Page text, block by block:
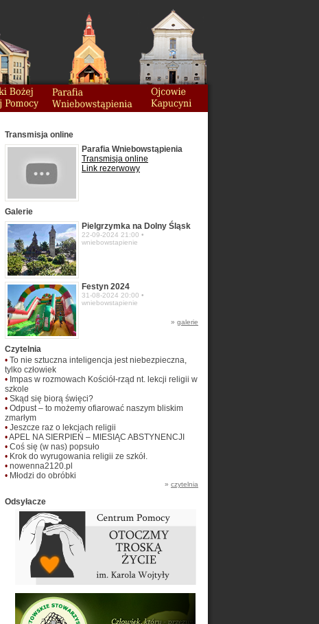
Transmisja online
Parafia Wniebowstąpienia
Transmisja online
Link rezerwowy
Galerie
Pielgrzymka na Dolny Śląsk
22-09-2024 21:00 •
wniebowstapienie
Festyn 2024
31-08-2024 20:00 •
wniebowstapienie
» galerie
Czytelnia
• To nie sztuczna inteligencja jest niebezpieczna,
tylko człowiek
• Impas w rozmowach Kościół-rząd nt. lekcji religii w
szkole
• Skąd się biorą święci?
• Odpust – to możemy ofiarować naszym bliskim
zmarłym
• Jeszcze raz o lekcjach religii
•APEL NA SIERPIEŃ – MIESIĄC ABSTYNENCJI
• Coś się (w nas) popsuło
• Krok do wyrugowania religii ze szkół.
• nowenna2120.pl
• Młodzi do obróbki
» czytelnia
Odsyłacze